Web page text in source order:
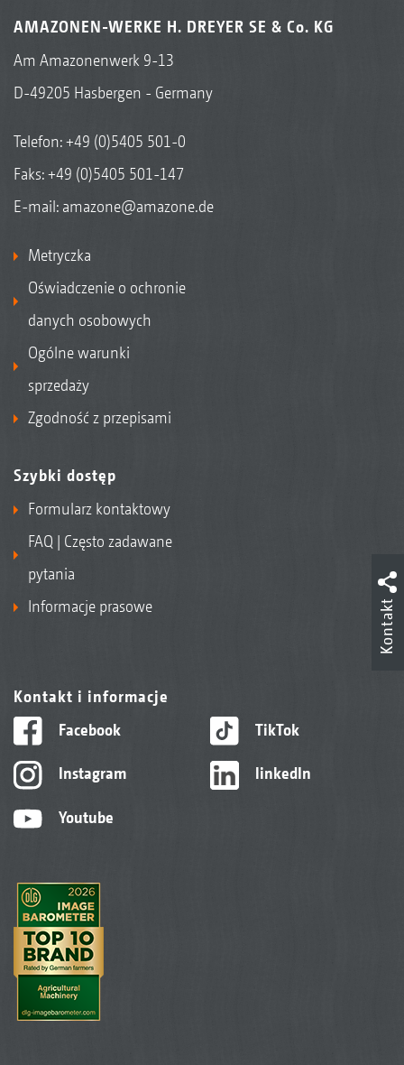
AMAZONEN-WERKE H. DREYER SE & Co. KG
Am Amazonenwerk 9-13
D-49205 Hasbergen - Germany
Telefon:+49 (0)5405 501-0
Faks: +49 (0)5405 501-147
E-mail: amazone@amazone.de
Metryczka
Oświadczenie o ochronie
danych osobowych
Ogólne warunki
sprzedaży
Zgodność z przepisami
Szybki dostęp
Formularz kontaktowy
FAQ | Często zadawane
pytania
Informacje prasowe
Kontakt i informacje
Facebook
Instagram
Youtube
TikTok
linkedIn
Kontakt